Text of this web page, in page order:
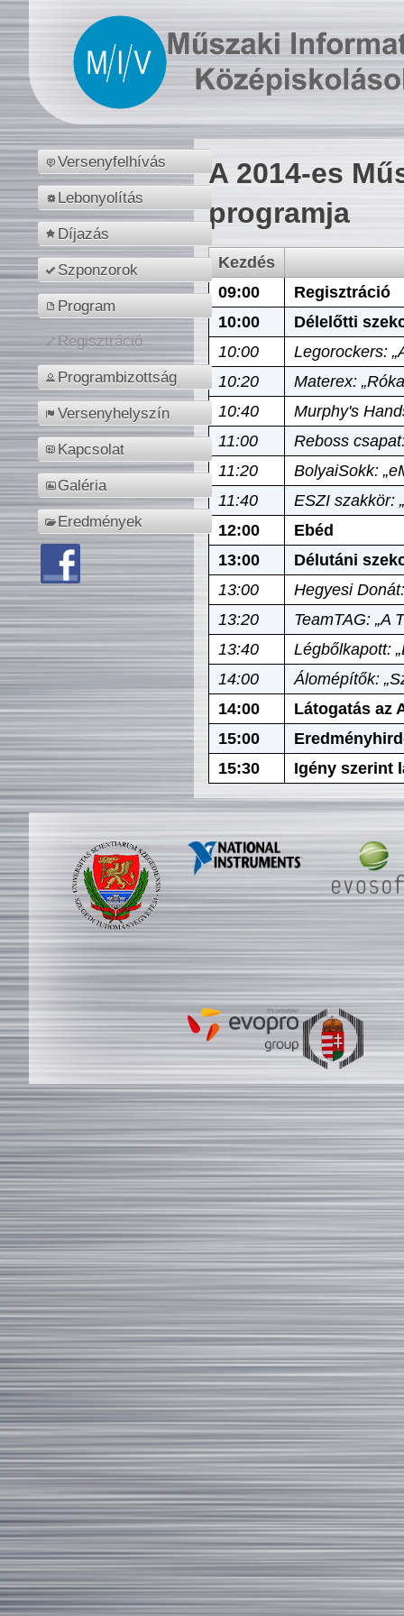
Versenyfelhívás
Lebonyolítás
Díjazás
Szponzorok
Program
Regisztráció
Programbizottság
Versenyhelyszín
Kapcsolat
Galéria
Eredmények
A 2014-es
programja
Kezdés
09:00
Regisztráció
10:00
Délelőtti
10:00
Legorockers:
10:20
Materex:
10:40
Murphy's
11:00
Reboss
11:20
BolyaiSokk:
11:40
ESZI szakkör:
12:00
Ebéd
13:00
Délutáni
13:00
Hegyesi
13:20
TeamTAG: „A
13:40
Légbőlkapott:
14:00
Álomépítők:
14:00
Látogatás az
15:00
15:30
Igény szerint